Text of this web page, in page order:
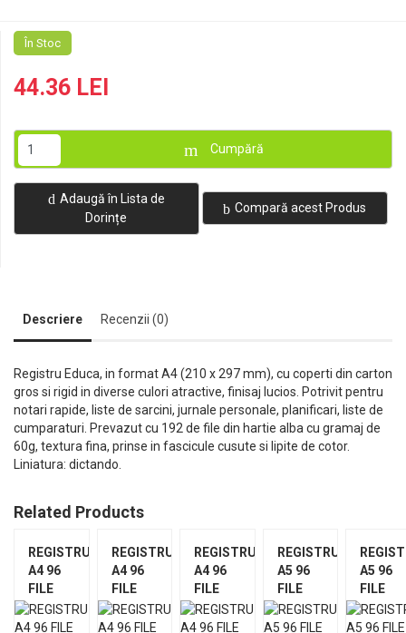
În Stoc
44.36 LEI
Cumpără
Adaugă în Lista de
Dorințe
Compară acest Produs
Descriere Recenzii (0)
Registru Educa, in format A4 (210 x 297 mm), cu coperti din carton
gros si rigid in diverse culori atractive, finisaj lucios. Potrivit pentru
notari rapide, liste de sarcini, jurnale personale, planificari, liste de
cumparaturi. Prevazut cu 192 de file din hartie alba cu gramaj de
60g, textura fina, prinse in fascicule cusute si lipite de cotor.
Liniatura: dictando.
Related Products
REGISTRU
A4 96
FILE
ARITMETICA
MONOCROM
REGISTRU
A4 96
FILE
DICTANDO
DIVERSE
REGISTRU
A4 96
FILE
DICTANDO
MONOCROM
REGISTRU
A5 96
FILE
ARITMETICA
MONOCROM
A5 96
FILE